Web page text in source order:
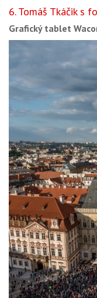
6. Tomáš Tkáčik s
Grafický tablet